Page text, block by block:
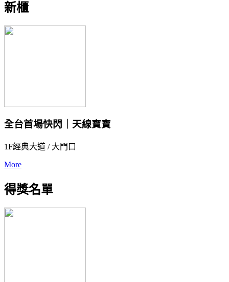
新櫃
全台首場快閃｜天線寶寶
1F經典大道 / 大門口
More
得獎名單